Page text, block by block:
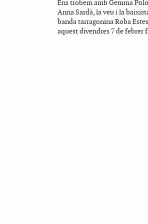
Ens trobem amb Gemma
Anna Sardà, la veu i la
banda tarragonina Roba
aquest divendres 7 de febrer